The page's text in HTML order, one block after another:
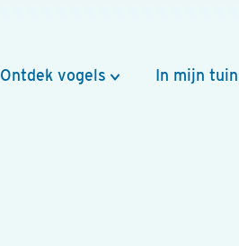
Ontdek vogels In mijn tuin